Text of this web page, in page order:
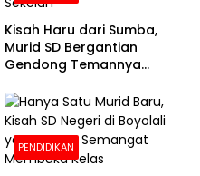
Kisah Haru dari Sumba,
Murid SD Bergantian
Gendong Temannya
Sekolah
PENDIDIKAN